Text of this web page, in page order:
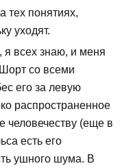
тех понятиях,
уходят.
я всех знаю, и меня
со всеми
его за левую
распространенное
человечеству (еще в
есть его
ушного шума. В